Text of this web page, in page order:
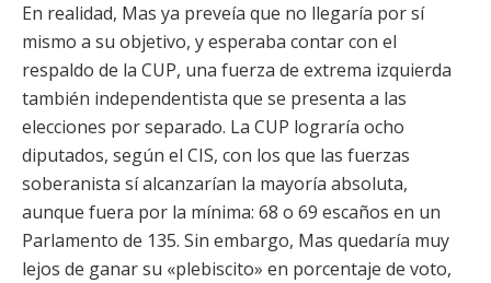
En realidad, Mas ya preveía que no llegaría por sí
mismo a su objetivo, y esperaba contar con el
respaldo de la CUP, una fuerza de extrema izquierda
también independentista que se presenta a las
elecciones por separado. La CUP lograría ocho
diputados, según el CIS, con los que las fuerzas
soberanista sí alcanzarían la mayoría absoluta,
aunque fuera por la mínima: 68 o 69 escaños en un
Parlamento de 135. Sin embargo, Mas quedaría muy
lejos de ganar su «plebiscito» en porcentaje de voto,